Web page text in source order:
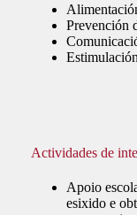
Prevención
Actividades de
Apoio
esixido e